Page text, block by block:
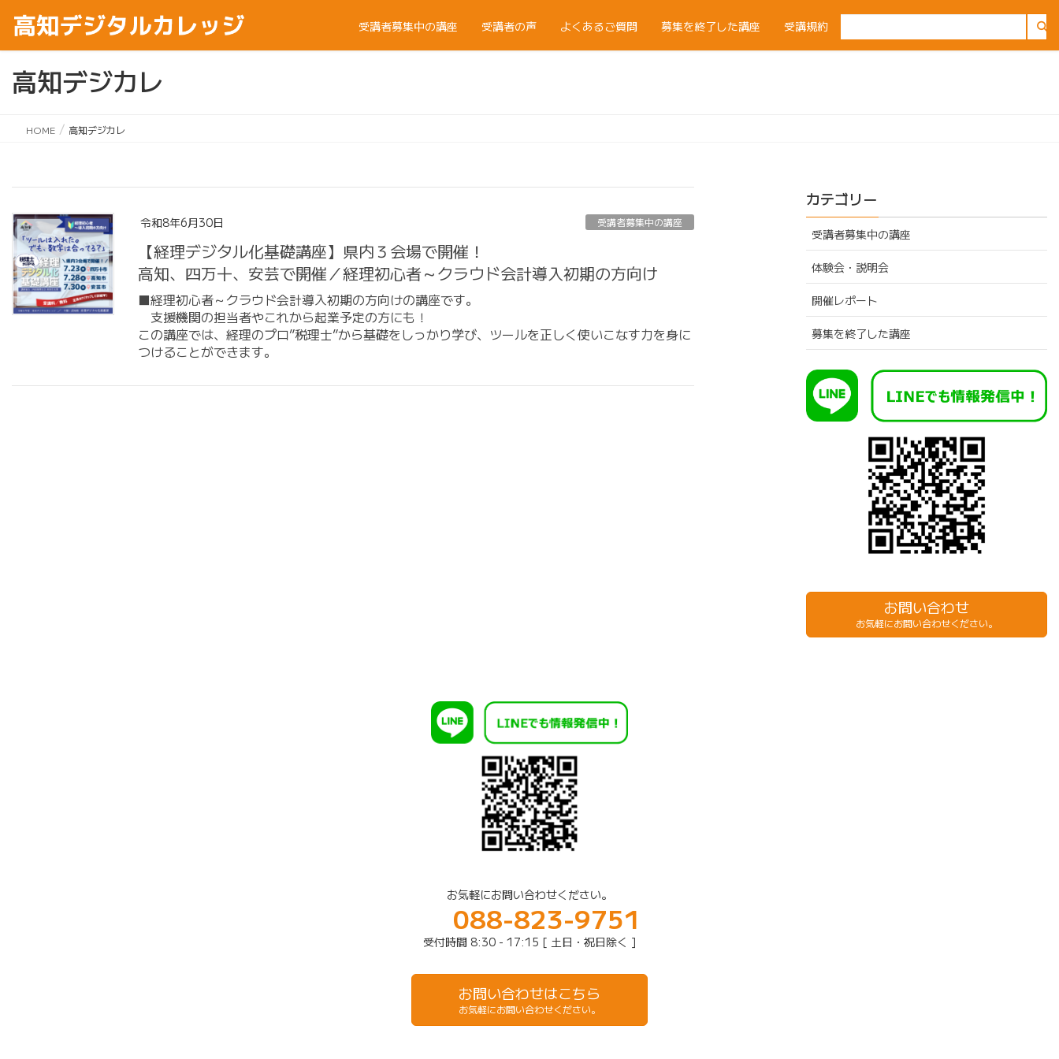
受講者募集中の講座 受講者の声 よくあるご質問 募集を終了した講座 受講規約
高知デジカレ
HOME 高知デジカレ
令和8年6月30日 受講者募集中の講座
【経理デジタル化基礎講座】県内３会場で開催！
高知、四万十、安芸で開催／経理初心者～クラウド会計導入初期の方向け
■経理初心者～クラウド会計導入初期の方向けの講座です。
支援機関の担当者やこれから起業予定の方にも！
この講座では、経理のプロ”税理士”から基礎をしっかり学び、ツールを正しく使いこなす力を身に
つけることができます。
カテゴリー
受講者募集中の講座
体験会・説明会
開催レポート
募集を終了した講座
お問い合わせ
お気軽にお問い合わせください。
お気軽にお問い合わせください。
088-823-9751
受付時間 8:30 - 17:15 [ 土日・祝日除く ]
お問い合わせはこちら
お気軽にお問い合わせください。